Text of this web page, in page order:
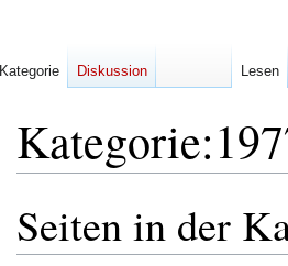
Kategorie:
Navigation
springen
Suche
springen
Seiten in der
Kategorie Diskussion Lesen